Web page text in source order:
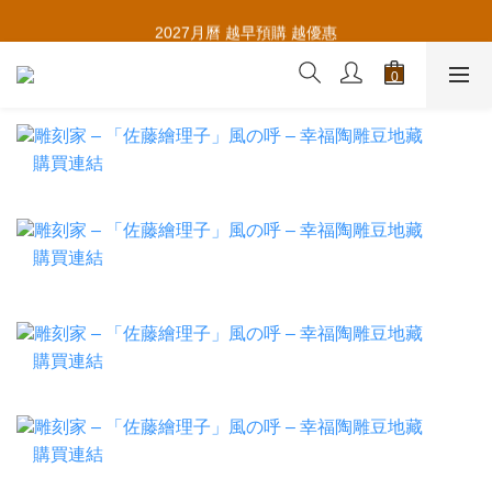
推薦新會員入會，賺取購物金🪙
2027月曆 越早預購 越優惠
推薦新會員入會，賺取購物金🪙
購買連結
購買連結
購買連結
購買連結